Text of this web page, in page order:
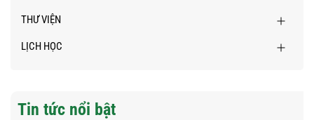
THƯ VIỆN
LỊCH HỌC
Tin tức nổi bật